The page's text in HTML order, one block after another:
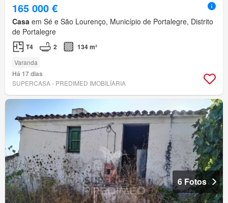
165 000 €
Casa em Sé e São Lourenço, Município de Portalegre, Distrito
de Portalegre
T4 2 134 m²
Varanda
Há 17 dias
SUPERCASA - PREDIMED IMOBILÍARIA
6 Fotos